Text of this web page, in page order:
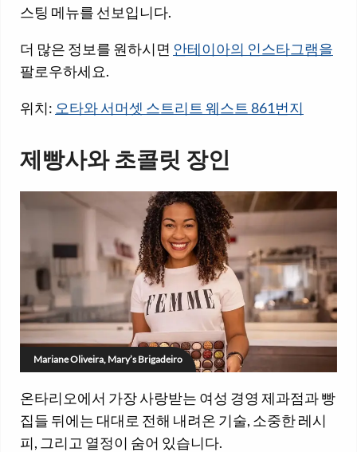
스팅 메뉴를 선보입니다.
더 많은 정보를 원하시면 안테이아의 인스타그램을
팔로우하세요.
위치: 오타와 서머셋 스트리트 웨스트 861번지
제빵사와 초콜릿 장인
Mariane Oliveira, Mary’s Brigadeiro
온타리오에서 가장 사랑받는 여성 경영 제과점과 빵
집들 뒤에는 대대로 전해 내려온 기술, 소중한 레시
피, 그리고 열정이 숨어 있습니다.